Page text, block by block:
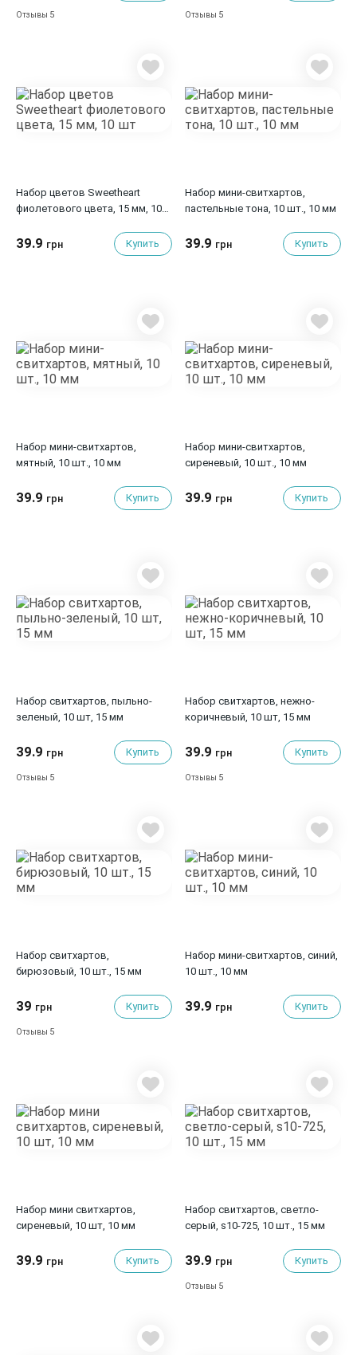
Отзывы 5 Отзывы 5
Набор цветов Sweetheart
фиолетового цвета, 15 мм, 10
39.9 грн Купить
Набор мини-свитхартов,
пастельные тона, 10 шт., 10 мм
39.9 грн Купить
Набор мини-свитхартов,
мятный, 10 шт., 10 мм
39.9 грн Купить
Набор мини-свитхартов,
сиреневый, 10 шт., 10 мм
39.9 грн Купить
Набор свитхартов, пыльно-
зеленый, 10 шт, 15 мм
39.9 грн Купить
Отзывы 5
Набор свитхартов, нежно-
коричневый, 10 шт, 15 мм
39.9 грн Купить
Отзывы 5
Набор свитхартов,
бирюзовый, 10 шт., 15 мм
39 грн Купить
Отзывы 5
Набор мини-свитхартов, синий,
10 шт., 10 мм
39.9 грн Купить
Набор мини свитхартов,
сиреневый, 10 шт, 10 мм
39.9 грн Купить
Набор свитхартов, светло-
серый, s10-725, 10 шт., 15 мм
39.9 грн Купить
Отзывы 5